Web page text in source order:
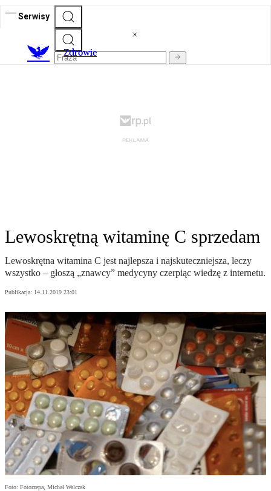
Serwisy
Zdrowie
Lewoskrętną witaminę C sprzedam
Lewoskrętna witamina C jest najlepsza i najskuteczniejsza, leczy
wszystko – głoszą „znawcy” medycyny czerpiąc wiedzę z internetu.
Publikacja: 14.11.2019 23:01
Foto: Fotorzepa, Michał Walczak